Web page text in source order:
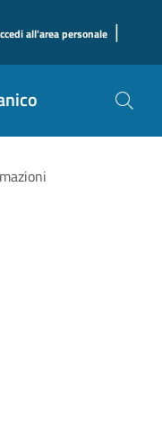
all'area personale |